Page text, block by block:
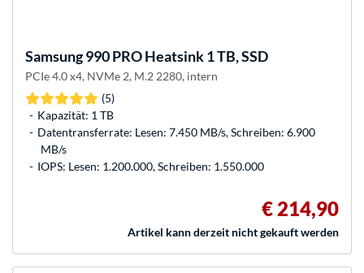
Samsung990 PRO Heatsink 1 TB, SSD
PCIe 4.0 x4, NVMe 2, M.2 2280, intern
(5)
Kapazität: 1 TB
Datentransferrate: Lesen: 7.450 MB/s, Schreiben: 6.900
MB/s
IOPS: Lesen: 1.200.000, Schreiben: 1.550.000
€ 214,90
Artikel kann derzeit nicht gekauft werden